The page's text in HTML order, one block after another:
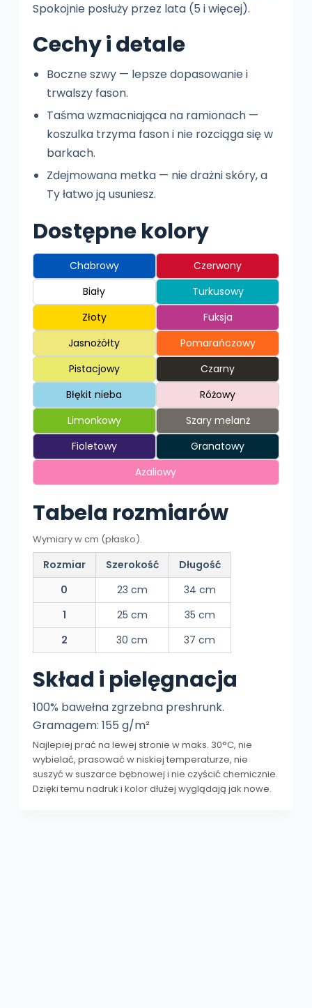
Spokojnie posłuży przez lata (5 i więcej).
Cechy i detale
Boczne szwy — lepsze dopasowanie i
trwalszy fason.
Taśma wzmacniająca na ramionach —
koszulka trzyma fason i nie rozciąga się w
barkach.
Zdejmowana metka — nie drażni skóry, a
Ty łatwo ją usuniesz.
Dostępne kolory
Chabrowy
Czerwony
Biały
Turkusowy
Złoty
Fuksja
Jasnożółty
Pomarańczowy
Pistacjowy
Czarny
Błękit nieba
Różowy
Limonkowy
Szary melanż
Fioletowy
Granatowy
Azaliowy
Tabela rozmiarów
Wymiary w cm (płasko).
Rozmiar Szerokość
Długość
0
23 cm
34 cm
1
25 cm
35 cm
2
30 cm 37 cm
Skład i pielęgnacja
100% bawełna zgrzebna preshrunk.
Gramagem: 155 g/m²
Najlepiej prać na lewej stronie w maks. 30°C, nie
wybielać, prasować w niskiej temperaturze, nie
suszyć w suszarce bębnowej i nie czyścić chemicznie.
Dzięki temu nadruk i kolor dłużej wyglądają jak nowe.